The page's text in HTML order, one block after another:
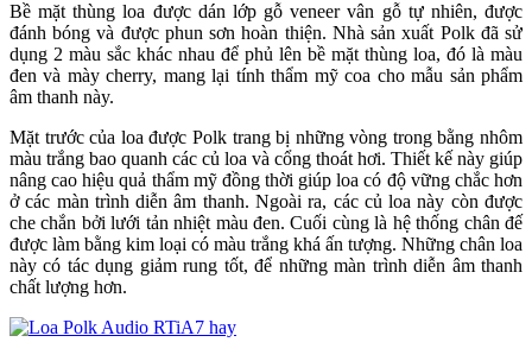
Bề mặt thùng loa được dán lớp gỗ veneer vân gỗ tự nhiên, được
đánh bóng và được phun sơn hoàn thiện. Nhà sản xuất Polk đã sử
dụng 2 màu sắc khác nhau để phủ lên bề mặt thùng loa, đó là màu
đen và mày cherry, mang lại tính thẩm mỹ coa cho mẫu sản phẩm
âm thanh này.
Mặt trước của loa được Polk trang bị những vòng trong bằng nhôm
màu trắng bao quanh các củ loa và cổng thoát hơi. Thiết kế này giúp
nâng cao hiệu quả thẩm mỹ đồng thời giúp loa có độ vững chắc hơn
ở các màn trình diễn âm thanh. Ngoài ra, các củ loa này còn được
che chắn bởi lưới tản nhiệt màu đen. Cuối cùng là hệ thống chân đế
được làm bằng kim loại có màu trắng khá ấn tượng. Những chân loa
này có tác dụng giảm rung tốt, để những màn trình diễn âm thanh
chất lượng hơn.